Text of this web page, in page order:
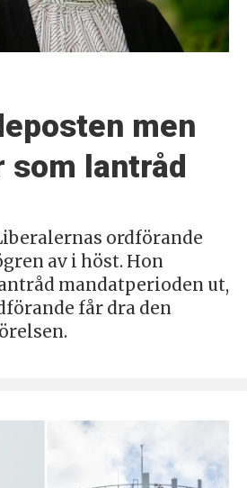
men
lantråd
ordförande
av i höst. Hon
mandatperioden ut,
får dra den